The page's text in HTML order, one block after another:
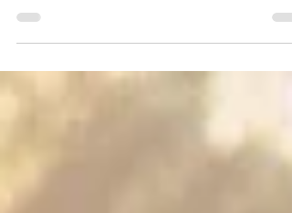
“Você só está menstruando”: o livro que expõe como